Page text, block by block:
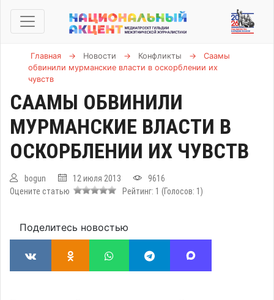
Главная → Новости → Конфликты →
Саамы
обвинили мурманские власти в оскорблении их
чувств
СААМЫ ОБВИНИЛИ
МУРМАНСКИЕ ВЛАСТИ В
ОСКОРБЛЕНИИ ИХ ЧУВСТВ
bogun 12 июля 2013
9616
Оцените статью
Рейтинг: 1 (Голосов: 1 )
Поделитесь новостью